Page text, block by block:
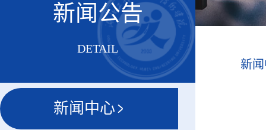
新闻公告
DETAIL
新闻中心
新